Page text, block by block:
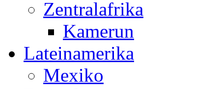
Zentralafrika
Kamerun
Lateinamerika
Mexiko